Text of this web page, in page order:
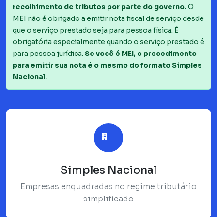
recolhimento de tributos por parte do governo.O
MEI não é obrigado a emitir nota fiscal de serviço desde
que o serviço prestado seja para pessoa física. É
obrigatória especialmente quando o serviço prestado é
para pessoa jurídica. Se você é MEI, o procedimento
para emitir sua nota é o mesmo do formato Simples
Nacional.
Simples Nacional
Empresas enquadradas no regime tributário
simplificado